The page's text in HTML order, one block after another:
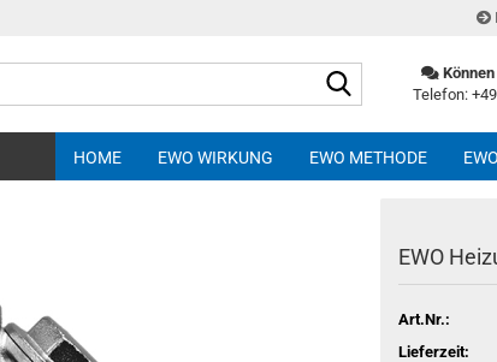
Können
Telefon:
HOME EWO WIRKUNG EWO METHODE
EWO
Art.Nr.:
Lieferzeit: